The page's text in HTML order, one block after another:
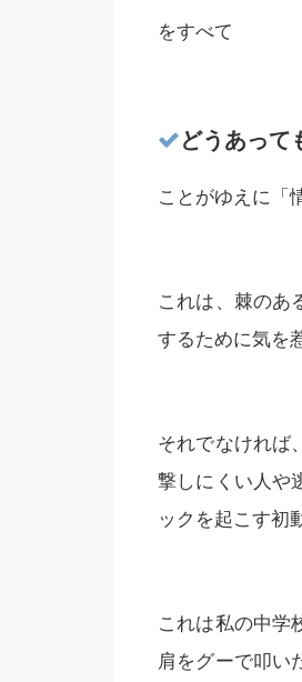
をすべて
どうあって
ことがゆえに「
これは、棘のあ
するために気を
それでなければ
撃しにくい人や
ックを起こす初
これは私の中学
肩をグーで叩い